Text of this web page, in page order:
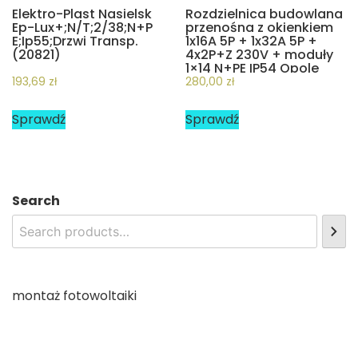
Elektro-Plast Nasielsk
Ep-Lux+;N/T;2/38;N+P
E;Ip55;Drzwi Transp.
(20821)
193,69 zł
Sprawdź
Rozdzielnica budowlana
przenośna z okienkiem
1x16A 5P + 1x32A 5P +
4x2P+Z 230V + moduły
1×14 N+PE IP54 Opole
909210002W PCE
280,00 zł
Sprawdź
Search
montaż fotowoltaiki